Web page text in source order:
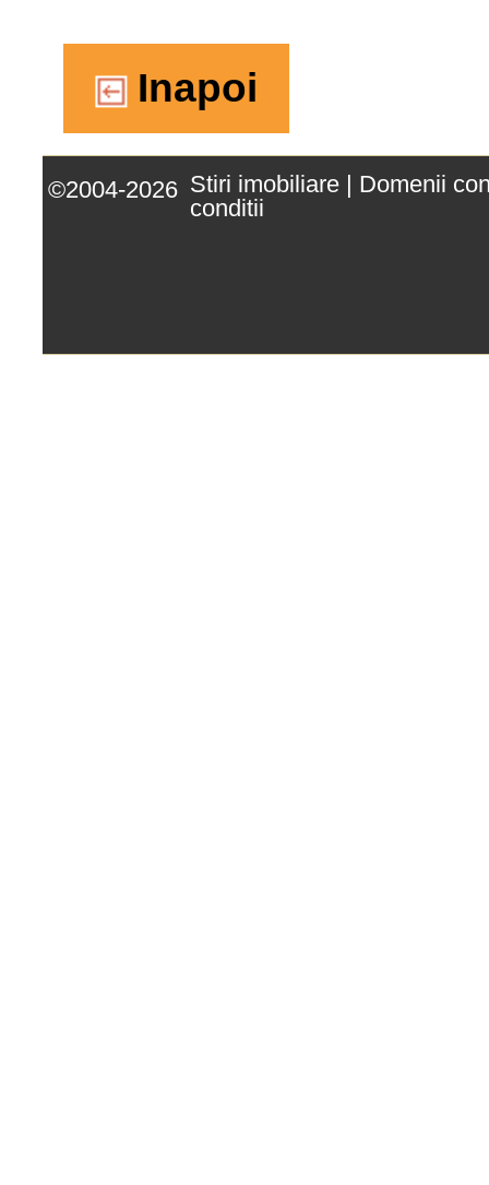
Inapoi
©2004-2026 Stiri imobiliare | Domenii
conditii